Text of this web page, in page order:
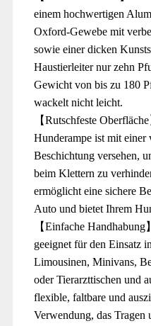
einem hochwertigen
Oxford-Gewebe mit
sowie einer dicken
Haustierleiter nur zehn
Gewicht von bis zu 180
wackelt nicht leicht.
【Rutschfeste
Hunderampe ist mit einer
Beschichtung versehen,
beim Klettern zu
ermöglicht eine sichere
Auto und bietet Ihrem
【Einfache
geeignet für den Einsatz
Limousinen, Minivans,
oder Tierarzttischen und
flexible, faltbare und
Verwendung, das